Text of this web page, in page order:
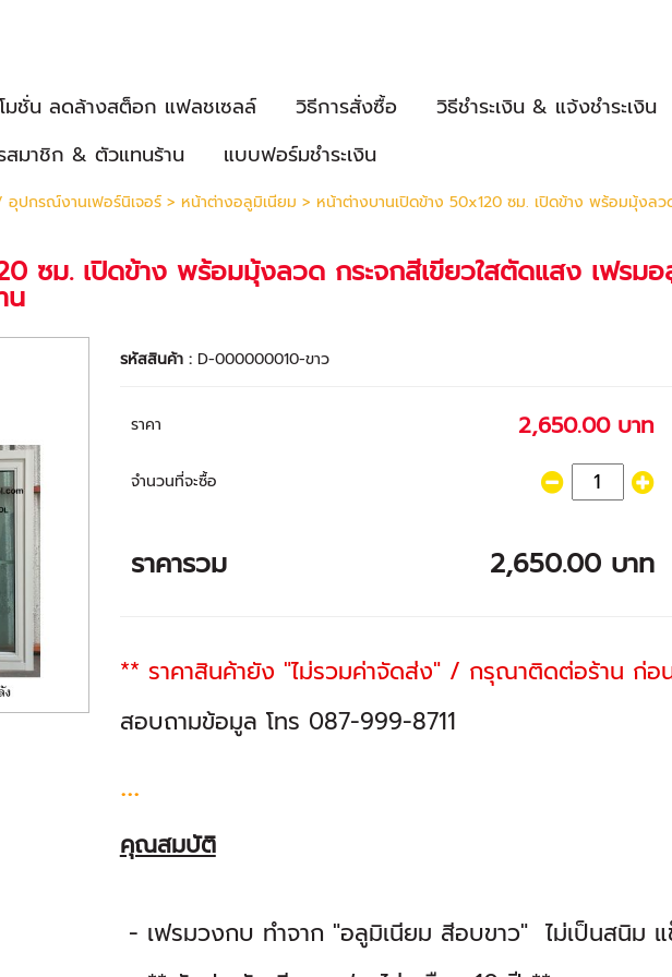
มชั่น ลดล้างสต็อก แฟลชเซลล์ วิธีการสั่งซื้อ วิธีชำระเงิน & แจ้งชำระเงิน
สมาชิก & ตัวแทนร้าน แบบฟอร์มชำระเงิน
ปกรณ์งานเฟอร์นิเจอร์> หน้าต่างอลูมิเนียม > หน้าต่างบานเปิดข้าง 50x120 ซม. เปิดข้าง พร้อมมุ้ง
ซม. เปิดข้าง พร้อมมุ้งลวด กระจกสีเขียวใสตัดแสง เฟร
น
รหัสสินค้า : D-000000010-ขาว
ราคา 2,650.00 บาท
จำนวนที่จะซื้อ
ราคารวม 2,650.00 บาท
** ราคาสินค้ายัง "ไม่รวมค่าจัดส่ง" / กรุณาติดต่อร้าน ก่อ
สอบถามข้อมูล โทร 087-999-8711
...
คุณสมบัติ
- เฟรมวงกบ ทำจาก "อลูมิเนียม สีอบขาว" ไม่เป็นสนิม